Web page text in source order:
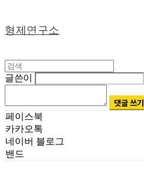
형제연구소
글쓴이
댓글 쓰기
페이스북
카카오톡
네이버 블로그
밴드